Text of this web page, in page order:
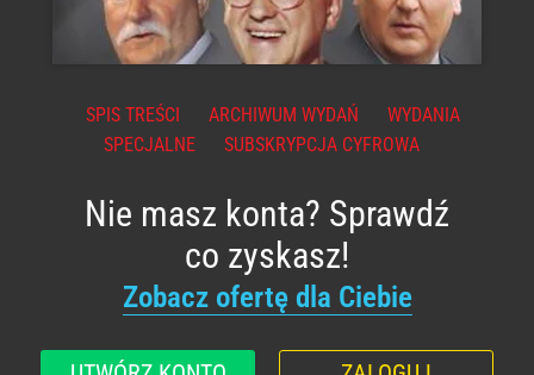
SPIS TREŚCI ARCHIWUM WYDAŃ
WYDANIA
SPECJALNE
SUBSKRYPCJA CYFROWA
Nie masz konta? Sprawdź
co zyskasz!
Zobacz ofertę dla Ciebie